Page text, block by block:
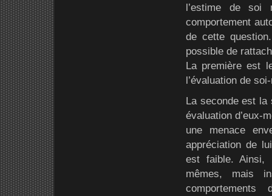
l’estime de soi
comportement
de cette
possible de
La première est
l’évaluation de
La seconde est la
évaluation d’eux-
une menace
appréciation de
est faible. Ainsi,
mêmes, mais
comportements